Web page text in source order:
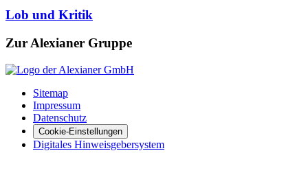
Lob und Kritik
Zur Alexianer Gruppe
Sitemap
Impressum
Datenschutz
Cookie-Einstellungen
Digitales Hinweisgebersystem